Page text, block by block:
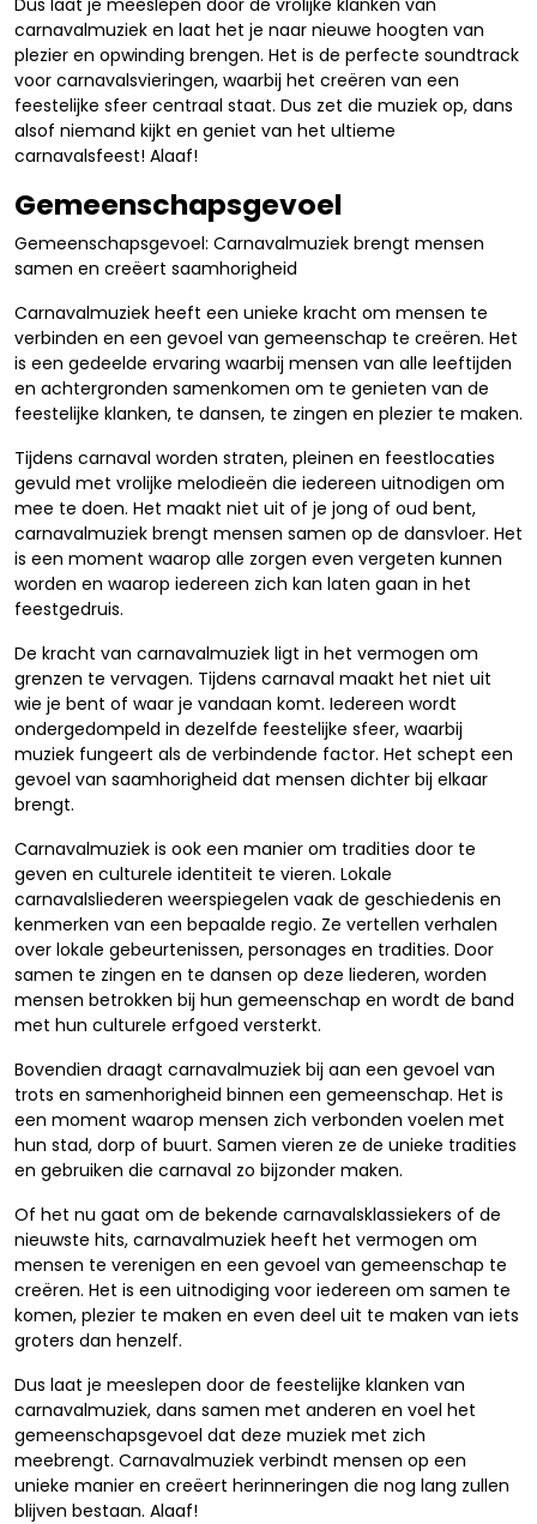
Dus laat je meeslepen door de vrolijke klanken van
carnavalmuziek en laat het je naar nieuwe hoogten van
plezier en opwinding brengen. Het is de perfecte soundtrack
voor carnavalsvieringen, waarbij het creëren van een
feestelijke sfeer centraal staat. Dus zet die muziek op, dans
alsof niemand kijkt en geniet van het ultieme
carnavalsfeest! Alaaf!
Gemeenschapsgevoel
Gemeenschapsgevoel: Carnavalmuziek brengt mensen
samen en creëert saamhorigheid
Carnavalmuziek heeft een unieke kracht om mensen te
verbinden en een gevoel van gemeenschap te creëren. Het
is een gedeelde ervaring waarbij mensen van alle leeftijden
en achtergronden samenkomen om te genieten van de
feestelijke klanken, te dansen, te zingen en plezier te maken.
Tijdens carnaval worden straten, pleinen en feestlocaties
gevuld met vrolijke melodieën die iedereen uitnodigen om
mee te doen. Het maakt niet uit of je jong of oud bent,
carnavalmuziek brengt mensen samen op de dansvloer. Het
is een moment waarop alle zorgen even vergeten kunnen
worden en waarop iedereen zich kan laten gaan in het
feestgedruis.
De kracht van carnavalmuziek ligt in het vermogen om
grenzen te vervagen. Tijdens carnaval maakt het niet uit
wie je bent of waar je vandaan komt. Iedereen wordt
ondergedompeld in dezelfde feestelijke sfeer, waarbij
muziek fungeert als de verbindende factor. Het schept een
gevoel van saamhorigheid dat mensen dichter bij elkaar
brengt.
Carnavalmuziek is ook een manier om tradities door te
geven en culturele identiteit te vieren. Lokale
carnavalsliederen weerspiegelen vaak de geschiedenis en
kenmerken van een bepaalde regio. Ze vertellen verhalen
over lokale gebeurtenissen, personages en tradities. Door
samen te zingen en te dansen op deze liederen, worden
mensen betrokken bij hun gemeenschap en wordt de band
met hun culturele erfgoed versterkt.
Bovendien draagt carnavalmuziek bij aan een gevoel van
trots en samenhorigheid binnen een gemeenschap. Het is
een moment waarop mensen zich verbonden voelen met
hun stad, dorp of buurt. Samen vieren ze de unieke tradities
en gebruiken die carnaval zo bijzonder maken.
Of het nu gaat om de bekende carnavalsklassiekers of de
nieuwste hits, carnavalmuziek heeft het vermogen om
mensen te verenigen en een gevoel van gemeenschap te
creëren. Het is een uitnodiging voor iedereen om samen te
komen, plezier te maken en even deel uit te maken van iets
groters dan henzelf.
Dus laat je meeslepen door de feestelijke klanken van
carnavalmuziek, dans samen met anderen en voel het
gemeenschapsgevoel dat deze muziek met zich
meebrengt. Carnavalmuziek verbindt mensen op een
unieke manier en creëert herinneringen die nog lang zullen
blijven bestaan. Alaaf!